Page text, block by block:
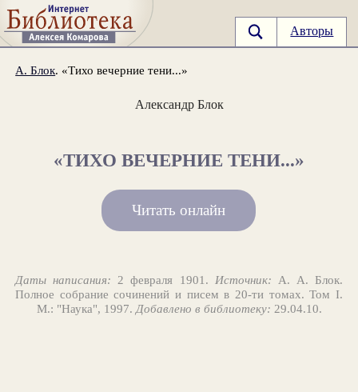
Авторы
А. Блок. «Тихо вечерние тени...»
Александр Блок
«ТИХО ВЕЧЕРНИЕ ТЕНИ...»
Читать онлайн
Даты написания: 2 февраля 1901. Источник: А. А. Блок.
Полное собрание сочинений и писем в 20-ти томах. Том I.
М.: "Наука", 1997.Добавлено в библиотеку: 29.04.10.